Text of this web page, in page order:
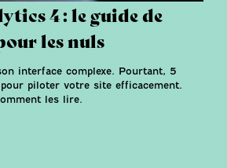
4 : le guide de
les nuls
interface complexe. Pourtant, 5
piloter votre site efficacement.
les lire.